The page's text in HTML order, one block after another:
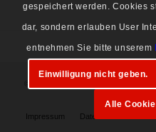
© Copyright 1997-2026 Mike
Impressum Datenschutz
gespeichert werden. Cookies
dar, sondern erlauben User
entnehmen Sie bitte unserem
Einwilligung nicht geben.
Alle